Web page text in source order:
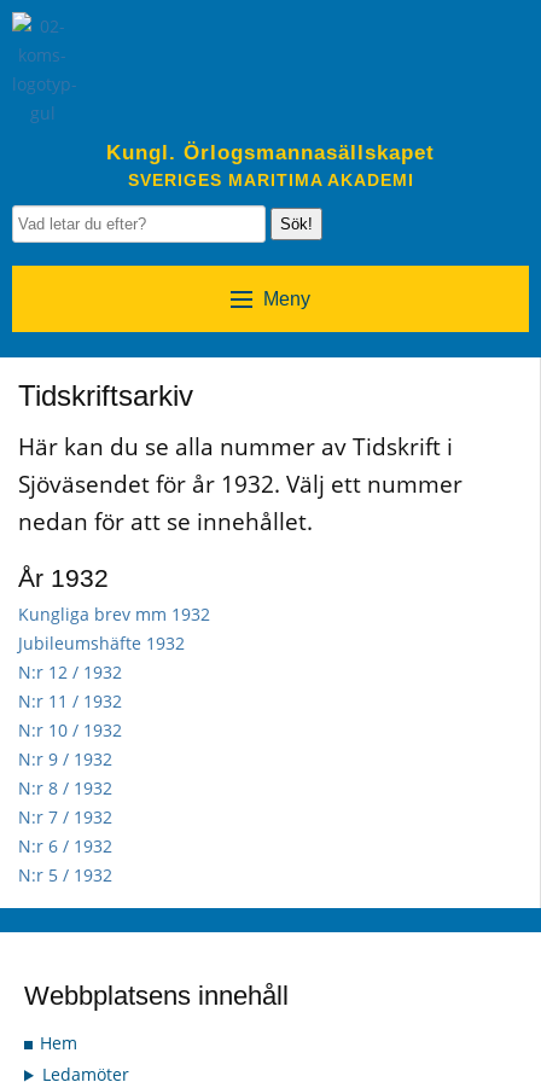
Kungl. Örlogsmannasällskapet
SVERIGES MARITIMA AKADEMI
Sök!
Meny
Tidskriftsarkiv
Här kan du se alla nummer av Tidskrift i
Sjöväsendet för år 1932. Välj ett nummer
nedan för att se innehållet.
År 1932
Kungliga brev mm 1932
Jubileumshäfte 1932
N:r 12 / 1932
N:r 11 / 1932
N:r 10 / 1932
N:r 9 / 1932
N:r 8 / 1932
N:r 7 / 1932
N:r 6 / 1932
N:r 5 / 1932
Webbplatsens innehåll
Hem
Ledamöter